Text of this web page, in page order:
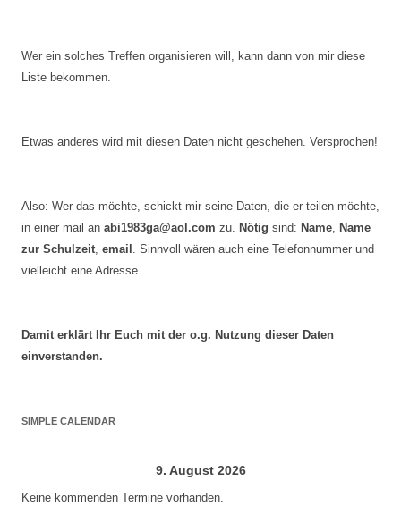
Wer ein solches Treffen organisieren will, kann dann von mir diese
Liste bekommen.
Etwas anderes wird mit diesen Daten nicht geschehen. Versprochen!
Also: Wer das möchte, schickt mir seine Daten, die er teilen möchte,
in einer mail an abi1983ga@aol.com zu. Nötig sind: Name, Name
zur Schulzeit, email . Sinnvoll wären auch eine Telefonnummer und
vielleicht eine Adresse.
Damit erklärt Ihr Euch mit der o.g. Nutzung dieser Daten
einverstanden.
SIMPLE CALENDAR
9. August 2026
Keine kommenden Termine vorhanden.